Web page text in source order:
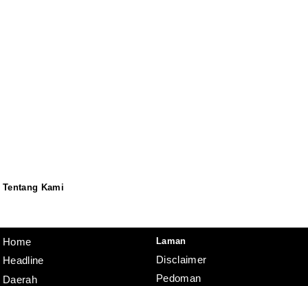
Tentang Kami
Home
Headline
Daerah
Laman
Disclaimer
Pedoman